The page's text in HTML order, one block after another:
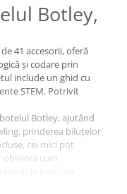
Botley,
41 accesorii, oferă
și codare prin
include un ghid cu
STEM. Potrivit
Botley, ajutând
prinderea biluțelor
cei mici pot
cum
comunicare și